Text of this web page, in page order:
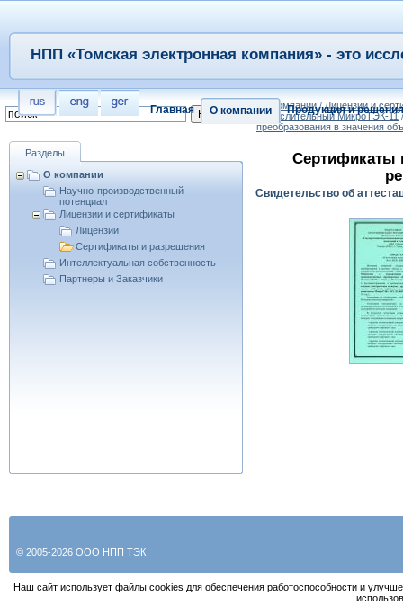
Главная О компании Продукция и решения
НПП «Томская электронная компания» - это
Разделы
О компании
Научно-производственный
потенциал
Лицензии и сертификаты
Лицензии
Сертификаты и разрешения
Интеллектуальная собственность
Партнеры и Заказчики
О компании/Лицензии и
вычислительный МикроТЭК-11
преобразования в значения
Сертификаты
Свидетельство об
© 2005-2026 ООО НПП ТЭК
Наш сайт использует файлы cookies для обеспечения работоспособности и